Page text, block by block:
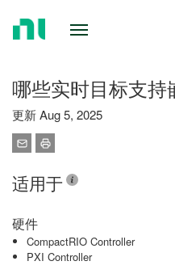
哪些实时目标支持
更新 Aug 5, 2025
适用于
硬件
CompactRIO Controller
PXI Controller